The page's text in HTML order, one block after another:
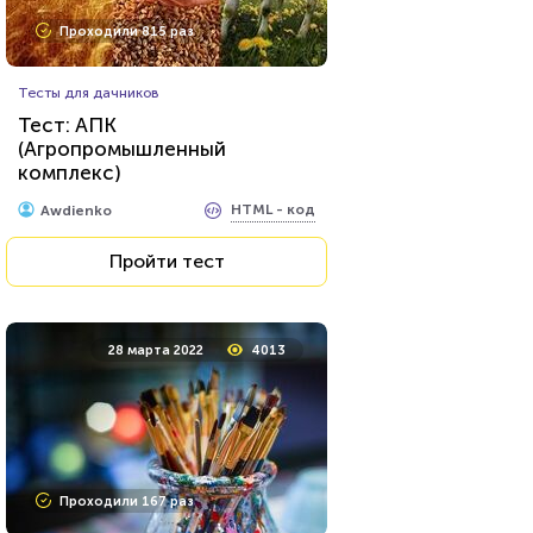
Проходили 1307 раз
Кулинария
Тест по кулинарии: что
готовят в разных странах?
Пройти тест
219796
Проходили 74649 раз
Проходили 815 раз
Тесты для дачников
Тест: АПК
(Агропромышленный
комплекс)
Awdienko HTML - код
Пройти тест
28 марта 2022 4013
Проходили 167 раз